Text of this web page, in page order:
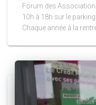
Forum des
10h à 18h sur le
Chaque année à la